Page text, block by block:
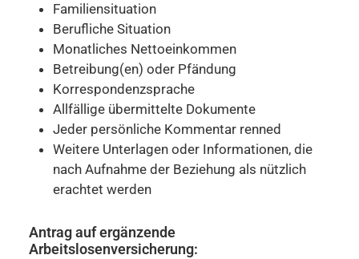
Familiensituation
Berufliche Situation
Monatliches Nettoeinkommen
Betreibung(en) oder Pfändung
Korrespondenzsprache
Allfällige übermittelte Dokumente
Jeder persönliche Kommentar renned
Weitere Unterlagen oder Informationen, die
nach Aufnahme der Beziehung als nützlich
erachtet werden
Antrag auf ergänzende
Arbeitslosenversicherung: